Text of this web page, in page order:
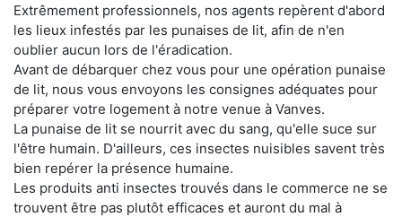
Extrêmement professionnels, nos agents repèrent d'abord
les lieux infestés par les punaises de lit, afin de n'en
oublier aucun lors de l'éradication.
Avant de débarquer chez vous pour une opération punaise
de lit, nous vous envoyons les consignes adéquates pour
préparer votre logement à notre venue à Vanves.
La punaise de lit se nourrit avec du sang, qu'elle suce sur
l'être humain. D'ailleurs, ces insectes nuisibles savent très
bien repérer la présence humaine.
Les produits anti insectes trouvés dans le commerce ne se
trouvent être pas plutôt efficaces et auront du mal à